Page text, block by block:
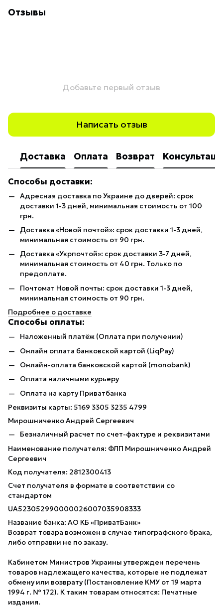
Отзывы
Добавьте первый отзыв
Написать отзыв
Доставка Оплата Возврат
Способы доставки:
Адресная доставка по Украине до дверей: срок
доставки 1-3 дней, минимальная стоимость от 100
грн.
Доставка «Новой почтой»: срок доставки 1-3 дней,
минимальная стоимость от 90 грн.
Доставка «Укрпочтой»: срок доставки 3-7 дней,
минимальная стоимость от 40 грн. Только по
предоплате.
Почтомат Новой почты: срок доставки 1-3 дней,
минимальная стоимость от 90 грн.
Подробнее о доставке
Способы оплаты:
Наложенный платёж (Оплата при получении)
Онлайн оплата банковской картой (LiqPay)
Онлайн-оплата банковской картой (monobank)
Оплата наличными курьеру
Оплата на карту Приватбанка
Реквизиты карты: 5169 3305 3235 4799
Мирошниченко Андрей Сергеевич
Безналичный расчет по счет-фактуре и реквизитами
Наименование получателя: ФЛП Мирошниченко Андрей
Сергеевич
Код получателя: 2812300413
Счет получателя в формате в соответствии со
стандартом
UA523052990000026007035908333
Название банка: АО КБ «ПриватБанк»
Возврат товара возможен в случае типографского брака,
либо отправки не по заказу.
Кабинетом Министров Украины утвержден перечень
товаров надлежащего качества, которые не подлежат
обмену или возврату (Постановление КМУ от 19 марта
1994 г. № 172). К таким товарам относятся: Печатные
издания.